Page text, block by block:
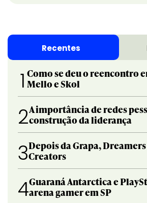
Recentes
1 Como se deu o reencontro
Mello e Skol
2A importância de redes
construção da liderança
3Depois da Grapa,
Creators
4Guaraná Antarctica e
arena gamer em SP